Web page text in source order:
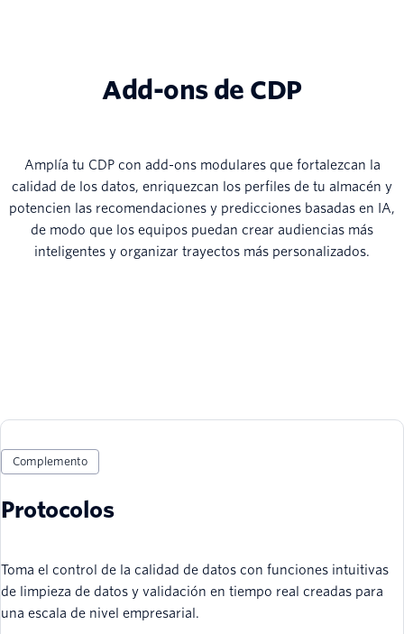
Add-ons de CDP
Amplía tu CDP con add-ons modulares que fortalezcan la
calidad de los datos, enriquezcan los perfiles de tu almacén y
potencien las recomendaciones y predicciones basadas en IA,
de modo que los equipos puedan crear audiencias más
inteligentes y organizar trayectos más personalizados.
Complemento
Protocolos
Toma el control de la calidad de datos con funciones intuitivas
de limpieza de datos y validación en tiempo real creadas para
una escala de nivel empresarial.